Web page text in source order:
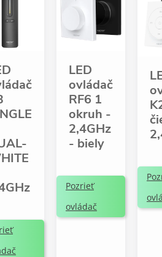
LED
ovládač
RF6 1
okruh -
2,4GHz
- biely
Pozrieť
ovládač